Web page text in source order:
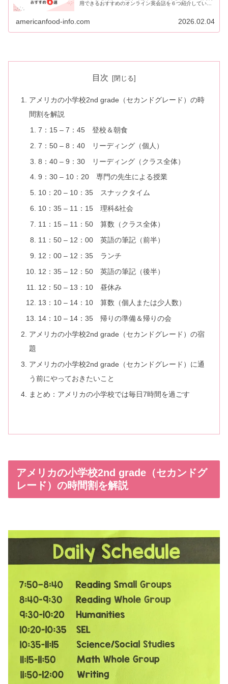
用できるおすすめのオンライン英会話を６つ紹介していま
americanfood-info.com 2026.02.04
目次
アメリカの小学校2nd grade（セカンドグレード）の時
間割を解説
7：15 – 7：45 登校＆朝食
7：50 – 8：40 リーディング（個人）
8：40 – 9：30 リーディング（クラス全体）
9：30 – 10：20 専門の先生による授業
10：20 – 10：35 スナックタイム
10：35 – 11：15 理科&社会
11：15 – 11：50 算数（クラス全体）
11：50 – 12：00 英語の筆記（前半）
12：00 – 12：35 ランチ
12：35 – 12：50 英語の筆記（後半）
12：50 – 13：10 昼休み
13：10 – 14：10 算数（個人または少人数）
14：10 – 14：35 帰りの準備＆帰りの会
アメリカの小学校2nd grade（セカンドグレード）の宿
題
アメリカの小学校2nd grade（セカンドグレード）に通
う前にやっておきたいこと
まとめ：アメリカの小学校では毎日7時間を過ごす
アメリカの小学校2nd grade（セカンドグ
レード）の時間割を解説